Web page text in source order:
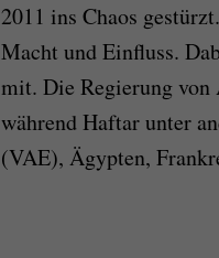
2011 ins Chaos
Macht und Einfluss.
mit. Die Regierung
während Haftar unter
(VAE), Ägypten,